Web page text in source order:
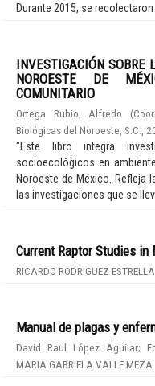
Durante 2015, se recolectaron
INVESTIGACIÓN SOBRE
NOROESTE DE
COMUNITARIO
Ortega Rubio, Alfredo
Biológicas del Noroeste, S.C.
"Este libro integra
socioecológicos en
Noroeste de México. Refleja
las investigaciones que se
Current Raptor Studies in
RICARDO RODRIGUEZ ESTRELLA
Manual de plagas y
David Raul López Aguilar;
MARIA GABRIELA VALLE MEZA